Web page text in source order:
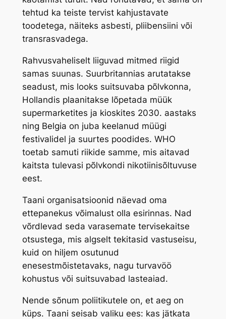
tehtud ka teiste tervist kahjustavate
toodetega, näiteks asbesti, pliibensiini või
transrasvadega.
Rahvusvaheliselt liiguvad mitmed riigid
samas suunas. Suurbritannias arutatakse
seadust, mis looks suitsuvaba põlvkonna,
Hollandis plaanitakse lõpetada müük
supermarketites ja kioskites 2030. aastaks
ning Belgia on juba keelanud müügi
festivalidel ja suurtes poodides. WHO
toetab samuti riikide samme, mis aitavad
kaitsta tulevasi põlvkondi nikotiinisõltuvuse
eest.
Taani organisatsioonid näevad oma
ettepanekus võimalust olla esirinnas. Nad
võrdlevad seda varasemate tervisekaitse
otsustega, mis algselt tekitasid vastuseisu,
kuid on hiljem osutunud
enesestmõistetavaks, nagu turvavöö
kohustus või suitsuvabad lasteaiad.
Nende sõnum poliitikutele on, et aeg on
küps. Taani seisab valiku ees: kas jätkata